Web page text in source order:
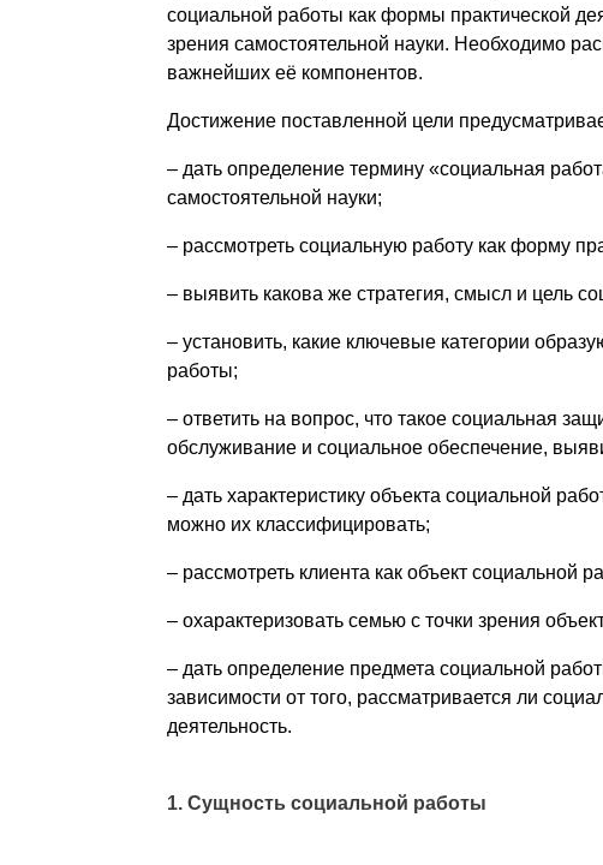
социальной работы как формы практической
зрения самостоятельной науки. Необходимо
важнейших её компонентов.
Достижение поставленной цели
– дать определение термину «социальная
самостоятельной науки;
– рассмотреть социальную работу как форму
– выявить какова же стратегия, смысл и цель
– установить, какие ключевые категории
работы;
– ответить на вопрос, что такое социальная
обслуживание и социальное обеспечение,
– дать характеристику объекта социальной
можно их классифицировать;
– рассмотреть клиента как объект социальной
– охарактеризовать семью с точки зрения
– дать определение предмета социальной
зависимости от того, рассматривается ли
деятельность.
1. Сущность социальной работы